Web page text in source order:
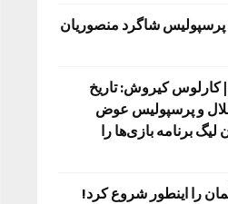
شاگرد منصوریان
کیروش: تاریخ
و پرسپولیس عوض
برنامه بازی‌ها را
را اینطور شروع کرد!